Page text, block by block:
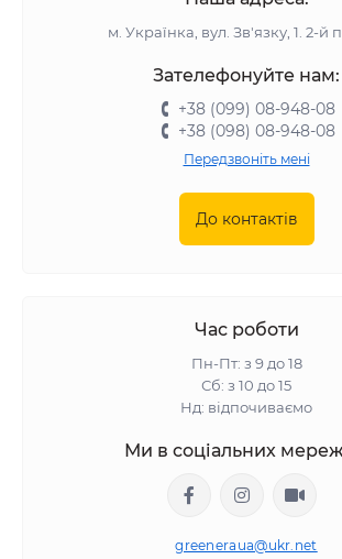
м. Українка, вул. Зв'язку, 1. 2-й
Зателефонуйте нам:
+38 (099) 08-948-08
+38 (098) 08-948-08
Передзвоніть мені
До контактів
Час роботи
Пн-Пт: з 9 до 18
Сб: з 10 до 15
Нд: відпочиваємо
Ми в соціальних
greeneraua@ukr.net